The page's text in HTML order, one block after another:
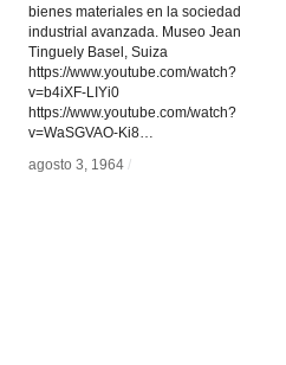
bienes materiales en la sociedad
industrial avanzada. Museo Jean
Tinguely Basel, Suiza
https://www.youtube.com/watch?
v=b4iXF-LIYi0
https://www.youtube.com/watch?
v=WaSGVAO-Ki8…
agosto 3, 1964 /
agosto 3, 1964 /